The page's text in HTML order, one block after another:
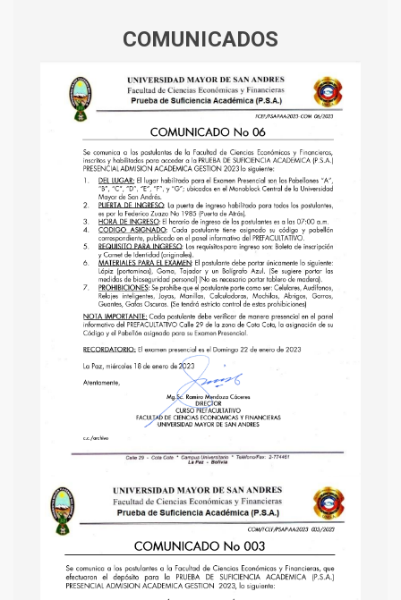
COMUNICADOS